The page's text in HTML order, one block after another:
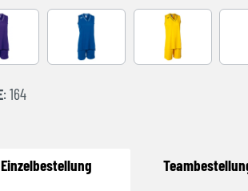
LILA-WEISS ROYALBLAU-WEISS GELB-SCHWARZ
: 164
Einzelbestellung